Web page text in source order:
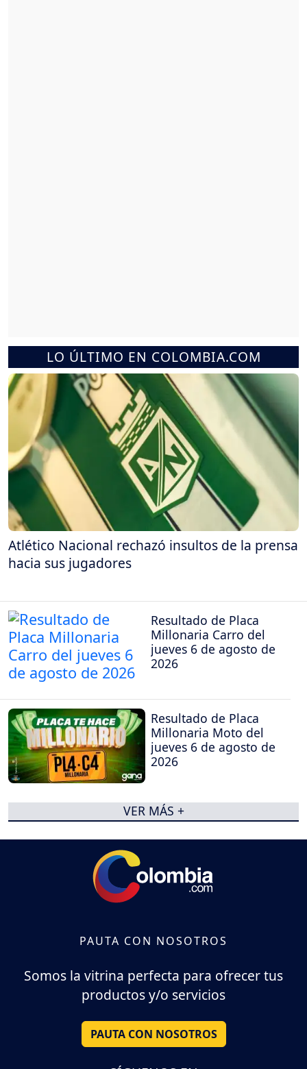
LO ÚLTIMO EN COLOMBIA.COM
Atlético Nacional rechazó insultos de la prensa
hacia sus jugadores
Resultado de Placa
Millonaria Carro del
jueves 6 de agosto de
2026
Resultado de Placa
Millonaria Moto del
jueves 6 de agosto de
2026
VER MÁS +
PAUTA CON NOSOTROS
Somos la vitrina perfecta para ofrecer tus
productos y/o servicios
PAUTA CON NOSOTROS